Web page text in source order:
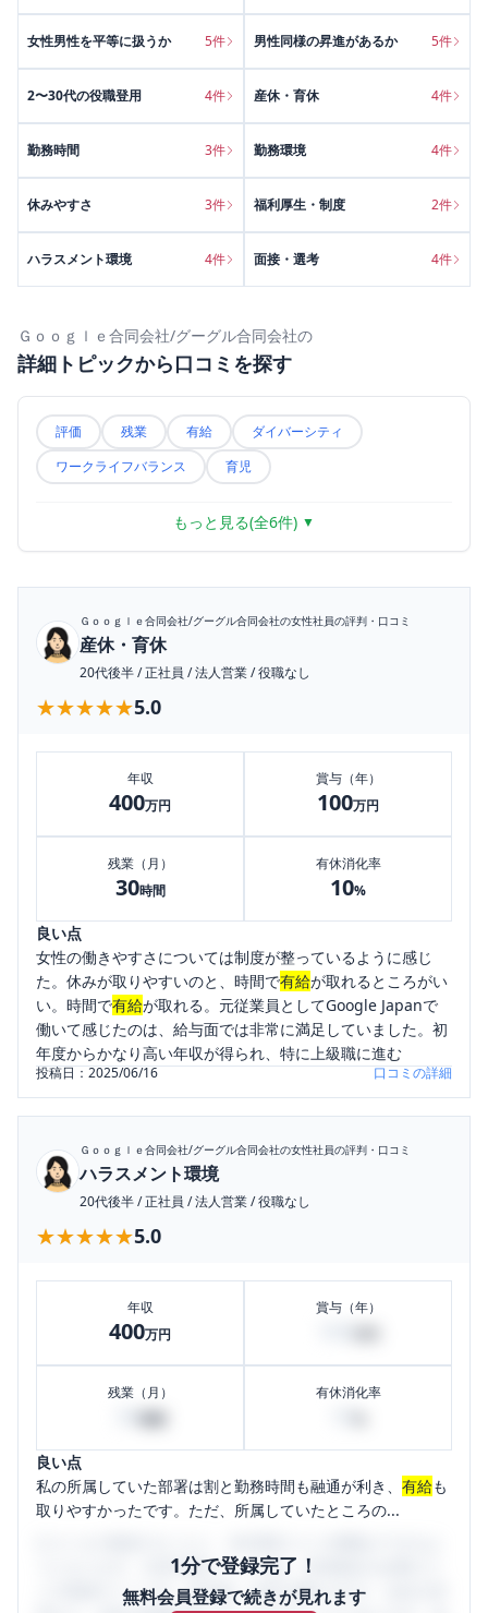
女性男性を平等に扱うか 5件 男性同様の昇進があるか 5件
2〜30代の役職登用 4件 産休・育休 4件
勤務時間 3件 勤務環境 4件
休みやすさ 3件 福利厚生・制度 2件
ハラスメント環境 4件 面接・選考 4件
Ｇｏｏｇｌｅ合同会社/グーグル合同会社の
詳細トピックから口コミを探す
評価 残業 有給
ダイバーシティ
ワークライフバランス
育児
もっと見る(全6件) ▼
Ｇｏｏｇｌｅ合同会社/グーグル合同会社の女性社員の評判・口コミ
産休・育休
20代後半/正社員 /法人営業/役職なし
★★★★★
★★★★★5.0
年収
400万円
賞与（年）
100万円
残業（月）
30時間
有休消化率
10%
良い点
女性の働きやすさについては制度が整っているように感じ
た。休みが取りやすいのと、時間で有給が取れるところがい
い。時間で有給が取れる。元従業員としてGoogle Japanで
働いて感じたのは、給与面では非常に満足していました。初
年度からかなり高い年収が得られ、特に上級職に進む
投稿日：2025/06/16 口コミの詳細
Ｇｏｏｇｌｅ合同会社/グーグル合同会社の女性社員の評判・口コミ
ハラスメント環境
20代後半/正社員 /法人営業/役職なし
★★★★★
★★★★★5.0
年収
400万円
賞与（年）
残業（月） 有休消化率
良い点
私の所属していた部署は割と勤務時間も融通が利き、 有給も
取りやすかったです。ただ、所属していたところの...
1分で登録完了！
無料会員登録で続きが見れます
うになります。SHEHUB(シーハブ)は、女性限定の企業口コ
ミの投稿サイトです。給与面・女性の働きやすさ・会社の評